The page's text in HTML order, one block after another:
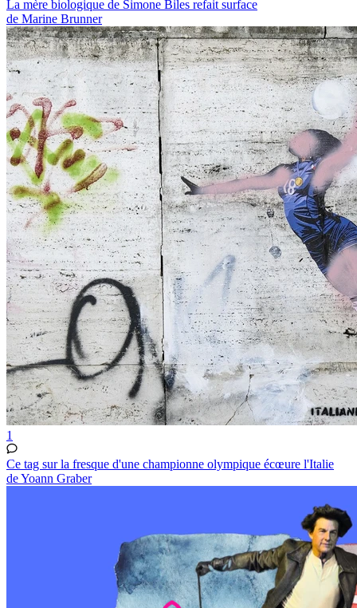
La mère biologique de Simone Biles refait surface
de Marine Brunner
1
Ce tag sur la fresque d'une championne olympique écœure l'Italie
de Yoann Graber